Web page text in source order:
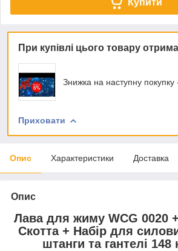
При купівлі цього товару
Знижка на наступну покупку
Приховати
Опис Характеристики Доставка
Опис
Лава для жиму WCG 0020
Скотта + Набір для
штанги та гантелі 148